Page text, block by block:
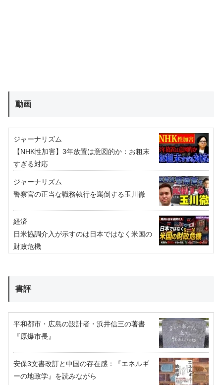
動画
ジャーナリズム
【NHK性加害】3年放置は意図的か：お粗末
すぎる対応
ジャーナリズム
警察官の正当な職務執行を罵倒する玉川徹
経済
日米協調介入が示すのは日本ではなく米国の
財政危機
書評
平和都市・広島の設計者・浜井信三の著書
『原爆市長』
安保3文書改訂と中国の存在感：『エネルギ
ーの地政学』を読みながら